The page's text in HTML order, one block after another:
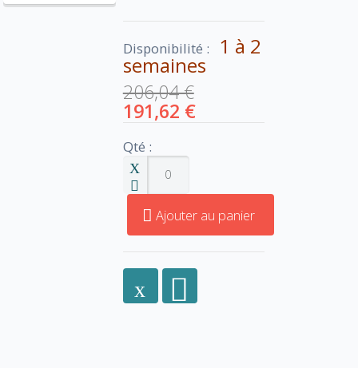
Disponibilité : 1 à 2
semaines
206,04 €
191,62 €
Qté :
Ajouter au panier